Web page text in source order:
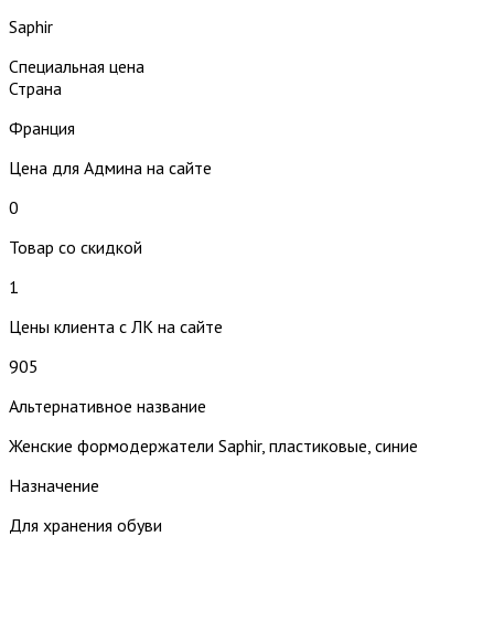
Saphir
Специальная цена
Страна
Франция
Цена для Админа на сайте
0
Товар со скидкой
1
Цены клиента с ЛК на сайте
905
Альтернативное название
Женские формодержатели Saphir, пластиковые, синие
Назначение
Для хранения обуви